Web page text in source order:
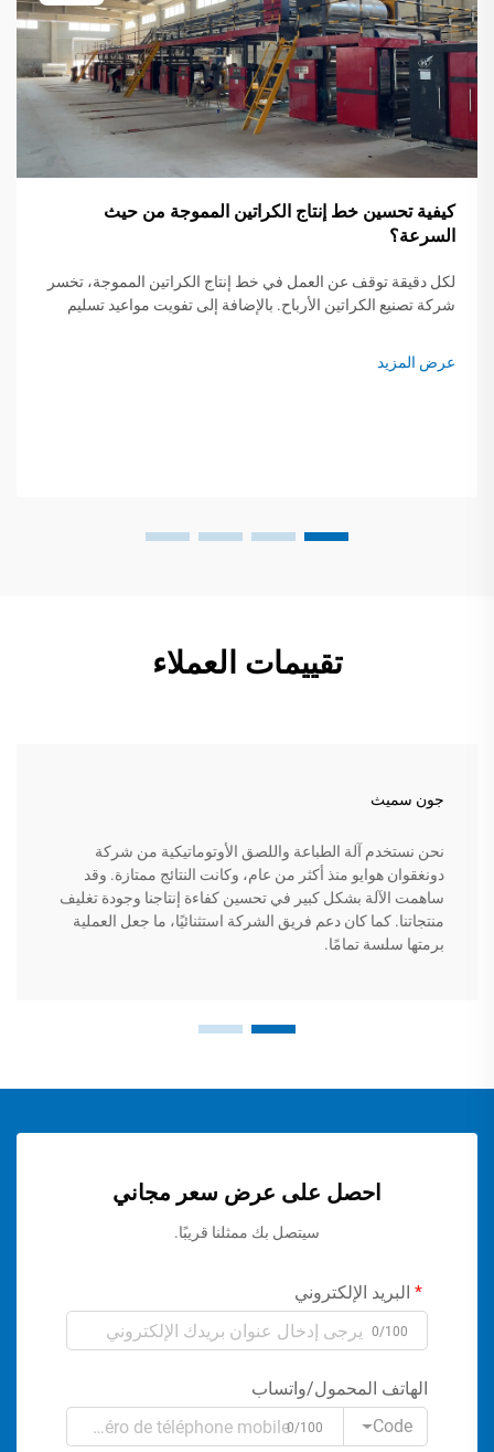
كيفية تحسين خط إنتاج الكراتين المموجة من حيث
السرعة؟
لكل دقيقة توقف عن العمل في خط إنتاج الكراتين المموجة، تخسر
شركة تصنيع الكراتين الأرباح. بالإضافة إلى تفويت مواعيد تسليم
عرض المزيد
تقييمات العملاء
جون سميث
نحن نستخدم آلة الطباعة واللصق الأوتوماتيكية من شركة
دونغقوان هوايو منذ أكثر من عام، وكانت النتائج ممتازة. وقد
ساهمت الآلة بشكل كبير في تحسين كفاءة إنتاجنا وجودة تغليف
منتجاتنا. كما كان دعم فريق الشركة استثنائيًا، ما جعل العملية
برمتها سلسة تمامًا.
احصل على عرض سعر مجاني
سيتصل بك ممثلنا قريبًا.
البريد الإلكتروني
0/100
الهاتف المحمول/واتساب
Code
0/100